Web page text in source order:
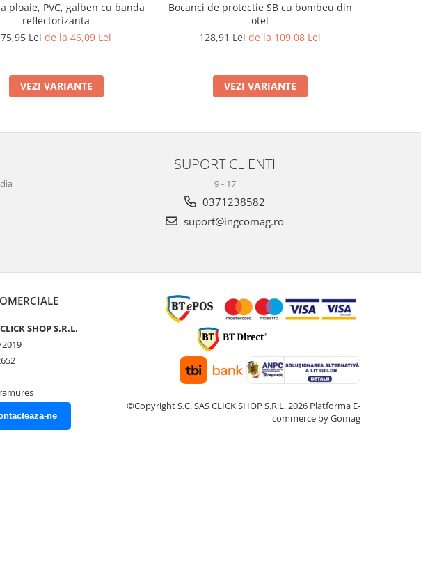
ploaie, PVC, galben cu banda
reflectorizanta
75,95 Leide la 46,09 Lei
VEZI VARIANTE
Bocanci de protectie SB cu bombeu din
otel
128,91 Leide la 109,08 Lei
VEZI VARIANTE
SUPORT CLIENTI
9 - 17
0371238582
suport@ingcomag.ro
SHOP S.R.L.
2019
ne
©Copyright S.C. SAS CLICK SHOP S.R.L. 2026 Platforma E-
commerce by Gomag